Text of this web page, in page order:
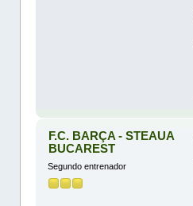
F.C. BARÇA - STEAUA
BUCAREST
Segundo entrenador